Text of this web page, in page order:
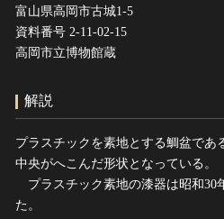
富山県高岡市古城1-5
資料番号 2-11-02-15
高岡市立博物館蔵
解説
プラスチックを素地とする鯛盆であ
中央がへこんだ形状となっている。
プラスチック素地の漆器は昭和30
た。